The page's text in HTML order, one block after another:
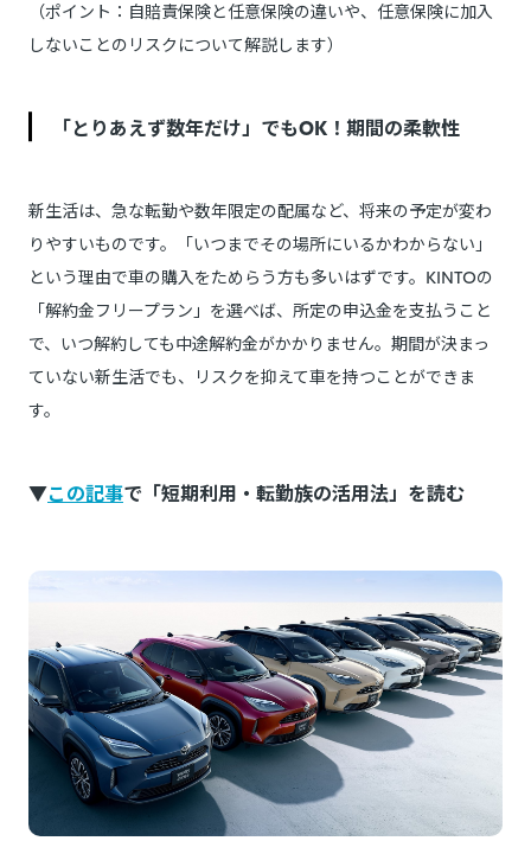
（ポイント：自賠責保険と任意保険の違いや、任意保険に加入
しないことのリスクについて解説します）
「とりあえず数年だけ」でもOK！期間の柔軟性
新生活は、急な転勤や数年限定の配属など、将来の予定が変わ
りやすいものです。「いつまでその場所にいるかわからない」
という理由で車の購入をためらう方も多いはずです。KINTOの
「解約金フリープラン」を選べば、所定の申込金を支払うこと
で、いつ解約しても中途解約金がかかりません。期間が決まっ
ていない新生活でも、リスクを抑えて車を持つことができま
す。
▼この記事で「短期利用・転勤族の活用法」を読む